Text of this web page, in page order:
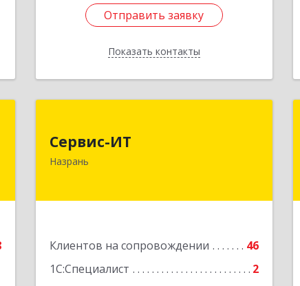
Отправить заявку
Показать контакты
Отправить заявку
Назад
Сервис-ИТ
Назрань
Клиентов на сопровождении
46
1С:Специалист
2
386102, Ингушетия Респ, Назрань г,
Центральный округ тер, Московская